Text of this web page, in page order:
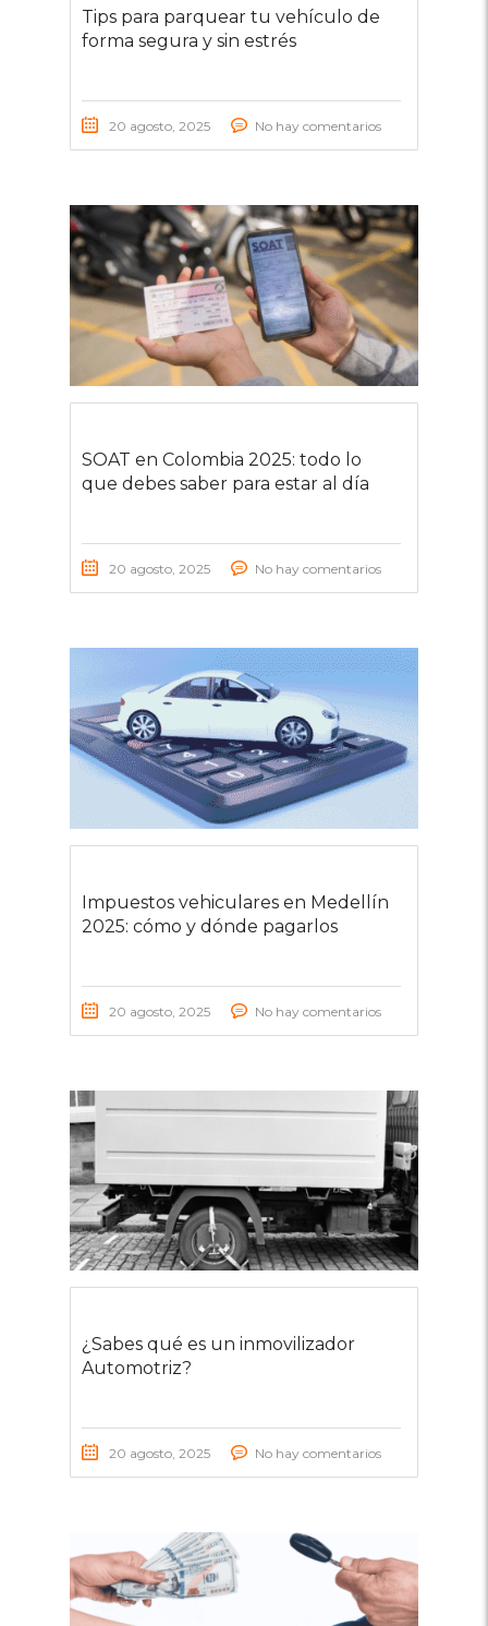
Tips para parquear tu vehículo de
forma segura y sin estrés
20 agosto, 2025 No hay comentarios
SOAT en Colombia 2025: todo lo
que debes saber para estar al día
20 agosto, 2025 No hay comentarios
Impuestos vehiculares en Medellín
2025: cómo y dónde pagarlos
20 agosto, 2025 No hay comentarios
¿Sabes qué es un inmovilizador
Automotriz?
20 agosto, 2025 No hay comentarios